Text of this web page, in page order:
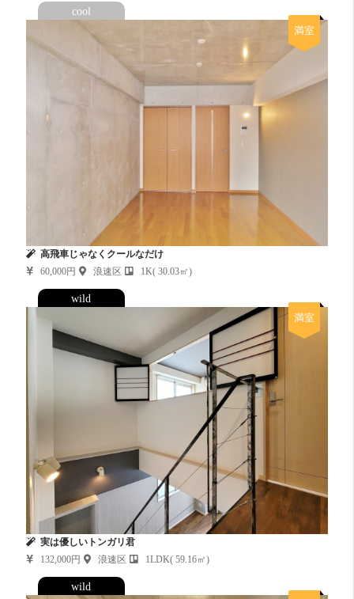
cool
満室
高飛車じゃなくクールなだけ
60,000円
浪速区 1K( 30.03㎡)
wild
満室
実は優しいトンガリ君
132,000円
浪速区 1LDK( 59.16㎡)
wild